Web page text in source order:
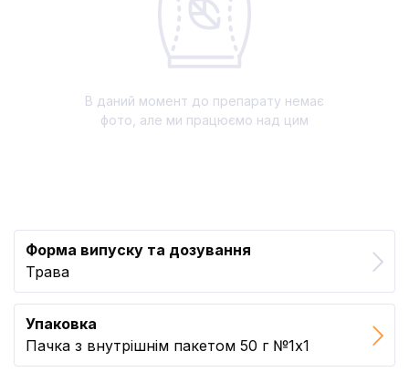
В даний момент до препарату немає
фото, але ми працюємо над цим
Форма випуску та дозування
Трава
Упаковка
Пачка з внутрішнім пакетом 50 г №1x1